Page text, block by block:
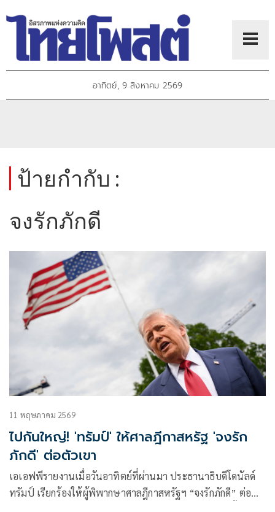
อาทิตย์, 9 สิงหาคม 2569
ป้ายกำกับ :
จงรักภักดี
11 พฤษภาคม 2569
ไปกันใหญ่! 'ทรัมป์' ให้ศาลฎีกาสหรัฐ 'จงรัก
ภักดี' ต่อตัวเขา
เอเอฟพีรายงานเมื่อวันอาทิตย์ที่ผ่านมา ประธานาธิบดีโดนัลด์
ทรัมป์ เรียกร้องให้ผู้พิพากษาศาลฎีกาสหรัฐฯ “จงรักภักดี” ต่อคำ